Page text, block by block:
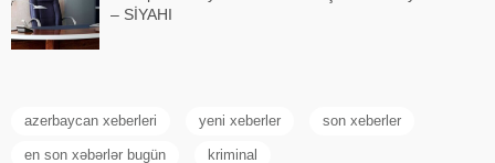
– SİYAHI
azerbaycan xeberleri yeni xeberler son xeberler
en son xəbərlər bugün kriminal